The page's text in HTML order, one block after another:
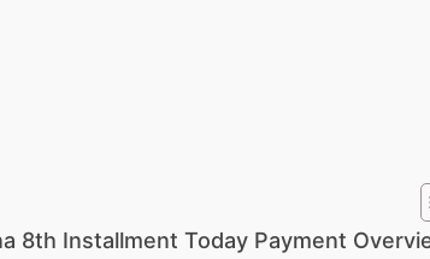
8th Installment Today Payment